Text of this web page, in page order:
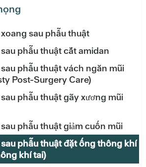
sau phẫu thuật
phẫu thuật cắt amidan
phẫu thuật vách ngăn mũi
Post-Surgery Care)
phẫu thuật gãy xương mũi
phẫu thuật giảm cuốn mũi
phẫu thuật đặt ống thông khí
khí tai)